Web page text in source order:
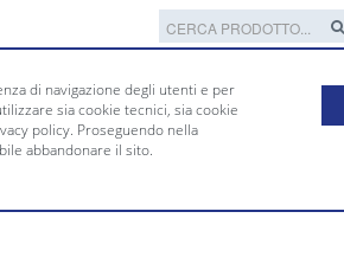
di navigazione degli utenti e per
sia cookie tecnici, sia cookie
policy. Proseguendo nella
abbandonare il sito.